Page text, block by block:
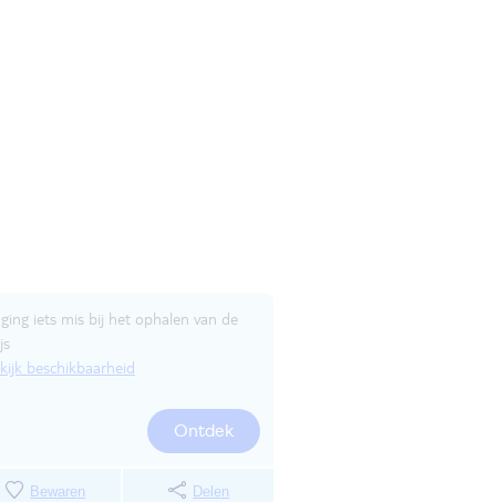
iets mis bij het ophalen van de
beschikbaarheid
Ontdek
Bewaren Delen